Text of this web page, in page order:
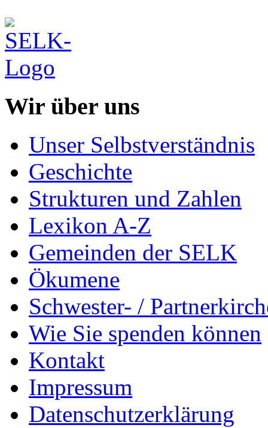
Wir über uns
Unser Selbstverständnis
Geschichte
Strukturen und Zahlen
Lexikon A-Z
Gemeinden der SELK
Ökumene
Schwester- /
Wie Sie spenden können
Kontakt
Impressum
Datenschutzerklärung